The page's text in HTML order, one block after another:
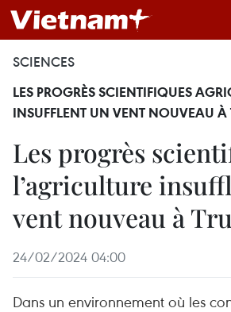
SCIENCES
LES PROGRÈS SCIENTIFIQUES
INSUFFLENT UN VENT NOUVEAU
Les progrès
l’agriculture
vent nouveau à
24/02/2024 04:00
Dans un environnement où les